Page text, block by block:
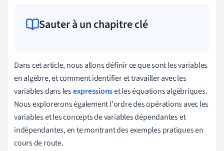
Sauter à un chapitre clé
Dans cet article, nous allons définir ce que sont les variables
en algèbre, et comment identifier et travailler avec les
variables dans lesexpressionset les équations algébriques.
Nous explorerons également l'ordre des opérations avec les
variables et les concepts de variables dépendantes et
indépendantes, en te montrant des exemples pratiques en
cours de route.